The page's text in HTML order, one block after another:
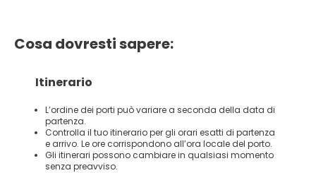
Cosa dovresti sapere:
Itinerario
L’ordine dei porti può variare a seconda della data di
partenza.
Controlla il tuo itinerario per gli orari esatti di partenza
e arrivo. Le ore corrispondono all’ora locale del porto.
Gli itinerari possono cambiare in qualsiasi momento
senza preavviso.